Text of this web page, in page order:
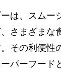
は、スムー
さまざまな
その利便性
パーフード